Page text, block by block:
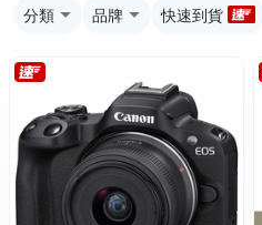
分類 品牌 快速到貨